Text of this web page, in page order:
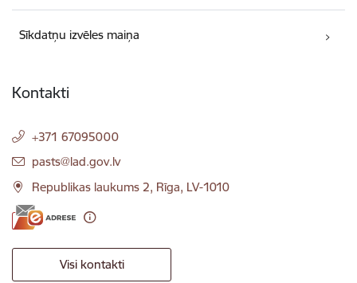
Sīkdatņu izvēles maiņa
Kontakti
+371 67095000
E-pasts:
pasts@lad.gov.lv
Republikas laukums 2, Rīga, LV-1010
Visi kontakti